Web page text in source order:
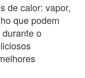
de calor: vapor,
que podem
o